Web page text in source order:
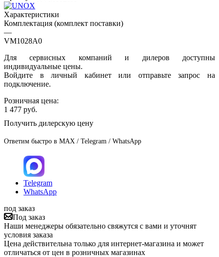
Характеристики
Комплектация (комплект поставки)
—
VM1028A0
Для сервисных компаний и дилеров доступны
индивидуальные цены.
Войдите в личный кабинет или отправьте запрос на
подключение.
Розничная цена:
1 477 руб.
Получить дилерскую цену
Ответим быстро в MAX / Telegram / WhatsApp
Telegram
WhatsApp
под заказ
Под заказ
Наши менеджеры обязательно свяжутся с вами и уточнят
условия заказа
Цена действительна только для интернет-магазина и может
отличаться от цен в розничных магазинах